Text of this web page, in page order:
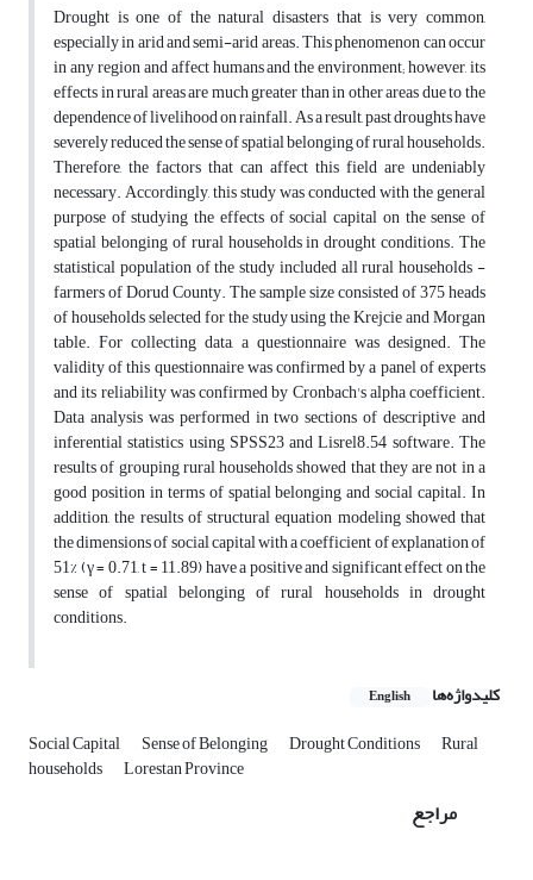
Drought is one of the natural disasters that is very common,
especially in arid and semi-arid areas. This phenomenon can occur
in any region and affect humans and the environment; however, its
effects in rural areas are much greater than in other areas due to the
dependence of livelihood on rainfall. As a result, past droughts have
severely reduced the sense of spatial belonging of rural households.
Therefore, the factors that can affect this field are undeniably
necessary. Accordingly, this study was conducted with the general
purpose of studying the effects of social capital on the sense of
spatial belonging of rural households in drought conditions. The
statistical population of the study included all rural households -
farmers of Dorud County. The sample size consisted of 375 heads
of households selected for the study using the Krejcie and Morgan
table. For collecting data, a questionnaire was designed. The
validity of this questionnaire was confirmed by a panel of experts
and its reliability was confirmed by Cronbach's alpha coefficient.
Data analysis was performed in two sections of descriptive and
inferential statistics using SPSS23 and Lisrel8.54 software. The
results of grouping rural households showed that they are not in a
good position in terms of spatial belonging and social capital. In
addition, the results of structural equation modeling showed that
the dimensions of social capital with a coefficient of explanation of
51% (γ = 0.71, t = 11.89) have a positive and significant effect on the
sense of spatial belonging of rural households in drought
conditions.
کلیدواژه‌ها English
Social Capital Sense of Belonging Drought Conditions Rural
households Lorestan Province
مراجع